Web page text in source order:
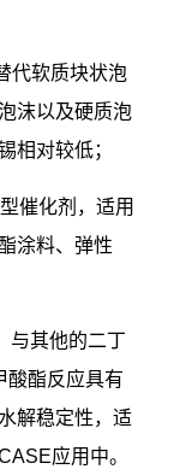
代软质块状泡
沫以及硬质泡
相对较低；
催化剂，适用
涂料、弹性
与其他的二丁
酸酯反应具有
解稳定性，适
应用中。